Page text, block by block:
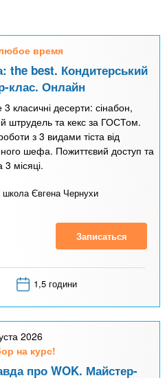
время
the best. Кондитерський
клас. Онлайн
класичні десерти: сінабон,
штрудель та кекс за ГОСТом.
з 3 видами тіста від
шефа. Пожиттєвий доступ та
3 місяці.
школа Євгена Чернухи
Записаться
1,5 години
2026
на курс!
про WOK. Майстер-